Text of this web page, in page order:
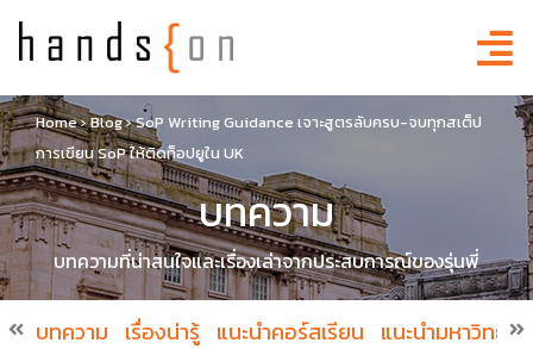
Home›Blog›SoP Writing Guidance เจาะสูตรลับครบ-จบทุกสเต็ป
การเขียน SoP ให้ติดท็อปยูใน UK
บทความ
บทความที่น่าสนใจและเรื่องเล่าจากประสบการณ์ของรุ่นพี่
บทความ เรื่องน่ารู้ แนะนำคอร์สเรียน แนะนำมหาวิทยา